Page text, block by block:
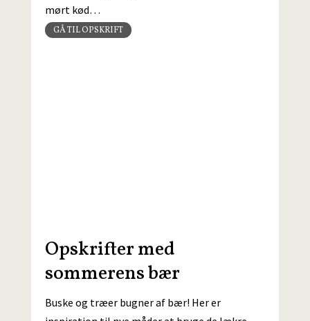
mørt kød…
GÅ TIL OPSKRIFT
Opskrifter med
sommerens bær
Buske og træer bugner af bær! Her er